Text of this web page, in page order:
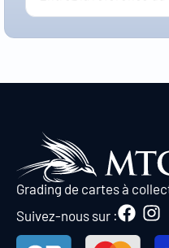
Grading de cartes à
Suivez-nous sur :